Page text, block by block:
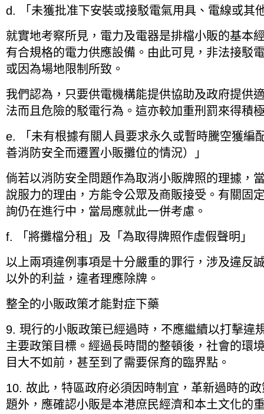
d. 「未獲批准下安裝或接駁電氣用具、電線或其
就實地考察所見，電力及電器是排檔小販的基本
有合規格的電力供應設備。由此可見，非法接駁
或因為場地限制所致。
我們認為，只要供電機構能提供協助及政府提供
法而且危險的駁電行為。這亦較加重刑罰來得積
e. 「未有根據有關人員要求永久或暫時騰空獲編
善消防安全而遷置小販攤位的情況）」
倘若以消防安全問題作為取消小販牌照的理據，
說服力的理由，方能令公眾及商販接受。有關固
詢仍在進行中，當局應就此一併考慮。
f. 「將攤檔分租」及「為取得牌照作虛假聲明」
以上兩項違例事項是十分嚴重的罪行，涉及違反
以外的利益，違者理應除牌。
整全的小販政策才能對症下藥
9. 現行的小販政策已經過時，不應繼續以打擊違
主要政策目標。經過長時間的整頓後，社會的環
目大不如前，甚至到了需要保育的臨界點。
10. 故此，特區政府必須因時制宜，革新過時的
題外，應確認小販是本港庶民經濟和本土文化的